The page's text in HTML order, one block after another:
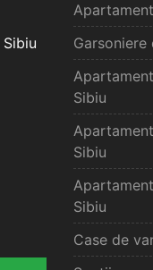
Sibiu
Garsoniere
Sibiu
Sibiu
Sibiu
Case de